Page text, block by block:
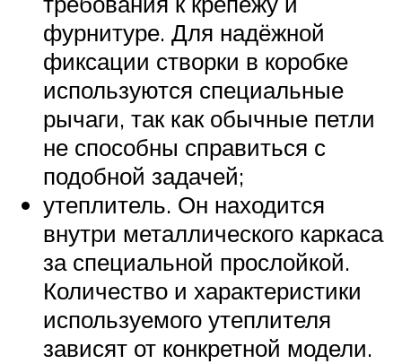
фурнитуре. Для надёжной
фиксации створки в коробке
используются специальные
рычаги, так как обычные петли
не способны справиться с
подобной задачей;
утеплитель. Он находится
внутри металлического каркаса
за специальной прослойкой.
Количество и характеристики
используемого утеплителя
зависят от конкретной модели.